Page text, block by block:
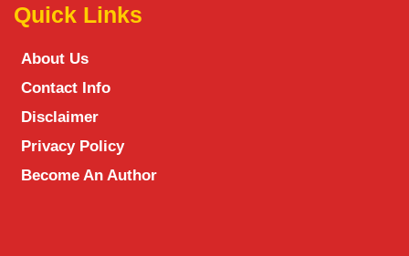
Quick Links
About Us
Contact Info
Disclaimer
Privacy Policy
Become An Author